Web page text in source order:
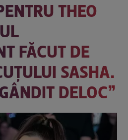
THEO
FĂCUT DE
SASHA.
DELOC”